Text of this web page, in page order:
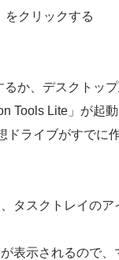
をクリックする
か、デスクトッ
Tools Lite」が起
ドライブがすでに
タスクトレイのア
表示されるので、